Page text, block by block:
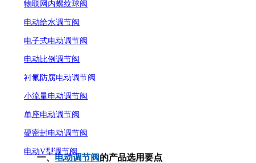
物联网内螺纹球阀
电动给水调节阀
电子式电动调节阀
电动比例调节阀
衬氟防腐电动调节阀
小流量电动调节阀
单座电动调节阀
硬密封电动调节阀
电动V型调节阀
一、电动调节阀 的产品选用要点